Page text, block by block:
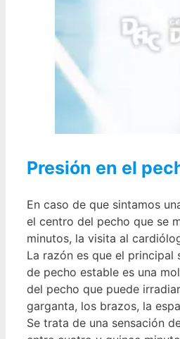
Presión en el
En caso de que sintamos
el centro del pecho que se
minutos, la visita al
La razón es que el principal
de pecho estable es una
del pecho que puede
garganta, los brazos, la
Se trata de una sensación